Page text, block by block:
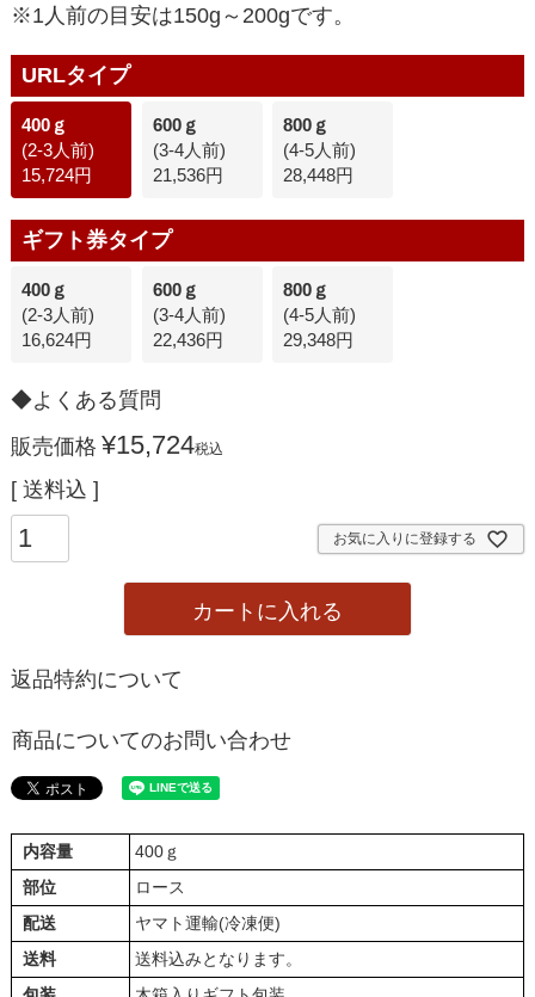
※1人前の目安は150g～200gです。
URLタイプ
400ｇ
(2-3人前)
15,724円
600ｇ
(3-4人前)
21,536円
800ｇ
(4-5人前)
28,448円
ギフト券タイプ
400ｇ
(2-3人前)
16,624円
600ｇ
(3-4人前)
22,436円
800ｇ
(4-5人前)
29,348円
◆よくある質問
販売価格 ¥15,724税込
送料込
お気に入りに登録する
カートに入れる
返品特約について
商品についてのお問い合わせ
内容量
400ｇ
部位
ロース
配送
ヤマト運輸(冷凍便)
送料
送料込みとなります。